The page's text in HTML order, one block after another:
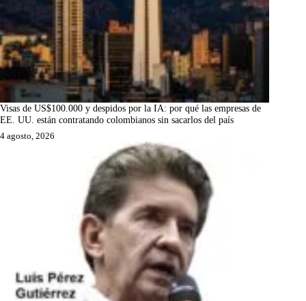
Visas de US$100.000 y despidos por la IA: por qué las empresas de
EE. UU. están contratando colombianos sin sacarlos del país
4 agosto, 2026